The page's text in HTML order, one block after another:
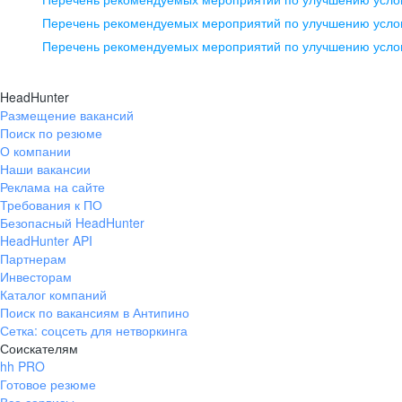
pr@ural.hh.ru
помещение 21
+7 383 207-94-64
pr@nsk.hh.ru
Перечень рекомендуемых мероприятий по улучшению
Перечень рекомендуемых мероприятий по улучшению
HeadHunter
Размещение вакансий
Поиск по резюме
О компании
Наши вакансии
Реклама на сайте
Требования к ПО
Безопасный HeadHunter
HeadHunter API
Партнерам
Инвесторам
Каталог компаний
Поиск по вакансиям в Антипино
Сетка: соцсеть для нетворкинга
Соискателям
hh PRO
Готовое резюме